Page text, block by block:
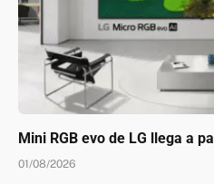
Mini RGB evo de LG llega a
01/08/2026